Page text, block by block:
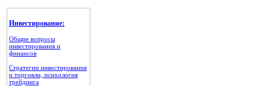
Инвестирование:
Общие вопросы
инвестирования и
финансов
Стратегии инвестирования
и торговли, психология
трейдинга